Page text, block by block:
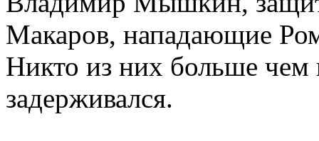
Макаров, нападающие
Никто из них больше чем
задерживался.